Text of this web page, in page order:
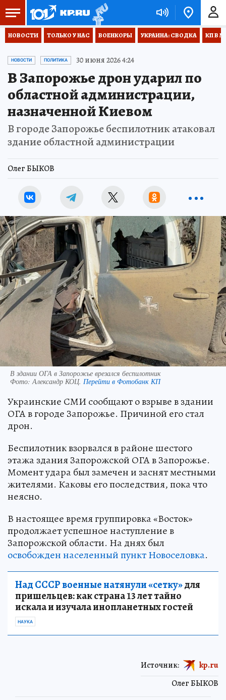
НОВОСТИ ТОЛЬКО У НАС ВОЕНКОРЫ УКРАИНА: СВОДКА КП В
НОВОСТИ ПОЛИТИКА 30 июня 2026 4:24
В Запорожье дрон ударил по
областной администрации,
назначенной Киевом
В городе Запорожье беспилотник атаковал
здание областной администрации
Олег БЫКОВ
В здании ОГА в Запорожье врезался беспилотник
Фото: Александр КОЦ. Перейти в Фотобанк КП
Украинские СМИ сообщают о взрыве в здании
ОГА в городе Запорожье. Причиной его стал
дрон.
Беспилотник взорвался в районе шестого
этажа здания Запорожской ОГА в Запорожье.
Момент удара был замечен и заснят местными
жителями. Каковы его последствия, пока что
неясно.
В настоящее время группировка «Восток»
продолжает успешное наступление в
Запорожской области. На днях был
освобожден населенный пункт Новоселовка.
Над СССР военные натянули «сетку»для
пришельцев: как страна 13 лет тайно
искала и изучала инопланетных гостей
НАУКА
Олег БЫКОВ
Источник: kp.ru